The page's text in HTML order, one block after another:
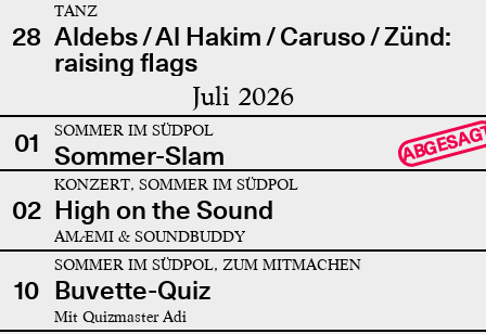
28
TANZ
Aldebs / Al Hakim / Caruso / Zünd:
raising flags
Juli 2026
01 SOMMER IM SÜDPOL
Sommer-Slam
02
KONZERT, SOMMER IM SÜDPOL
High on the Sound
AMÆMI & SOUNDBUDDY
10
SOMMER IM SÜDPOL, ZUM MITMACHEN
Buvette-Quiz
Mit Quizmaster Adi